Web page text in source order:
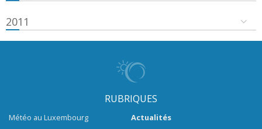
2011
RUBRIQUES
Météo au Luxembourg
Actualités